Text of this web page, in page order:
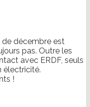
de décembre est
pas. Outre les
avec ERDF, seuls
électricité.
!